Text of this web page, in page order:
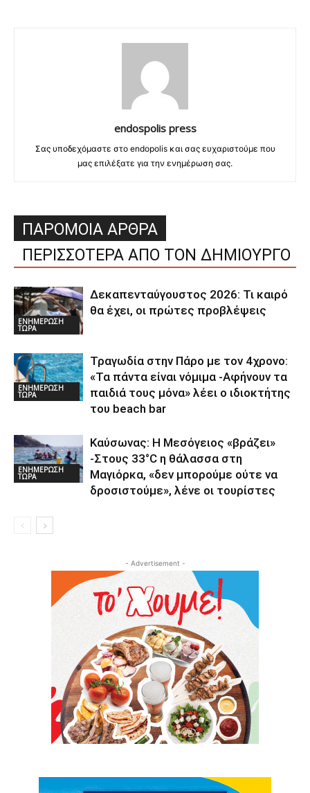
endospolis press
Σας υποδεχόμαστε στο endopolis και σας ευχαριστούμε που
μας επιλέξατε για την ενημέρωση σας.
ΠΑΡΟΜΟΙΑ ΑΡΘΡΑ
ΠΕΡΙΣΣΟΤΕΡΑ ΑΠΟ ΤΟΝ ΔΗΜΙΟΥΡΓΟ
ΕΝΗΜΕΡΩΣΗ
ΤΩΡΑ
Δεκαπενταύγουστος 2026: Τι καιρό
θα έχει, οι πρώτες προβλέψεις
ΕΝΗΜΕΡΩΣΗ
ΤΩΡΑ
Τραγωδία στην Πάρο με τον 4χρονο:
«Τα πάντα είναι νόμιμα -Αφήνουν τα
παιδιά τους μόνα» λέει ο ιδιοκτήτης
του beach bar
ΕΝΗΜΕΡΩΣΗ
ΤΩΡΑ
Καύσωνας: Η Μεσόγειος «βράζει»
-Στους 33°C η θάλασσα στη
Μαγιόρκα, «δεν μπορούμε ούτε να
δροσιστούμε», λένε οι τουρίστες
- Advertisement -